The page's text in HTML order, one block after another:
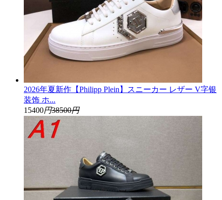
2026年夏新作【Philipp Plein】スニーカー レザー V字银
装饰 ホ...
15400円38500円